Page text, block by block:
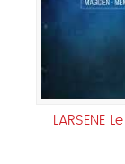
LARSENE